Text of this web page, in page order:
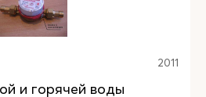
2011
и горячей воды